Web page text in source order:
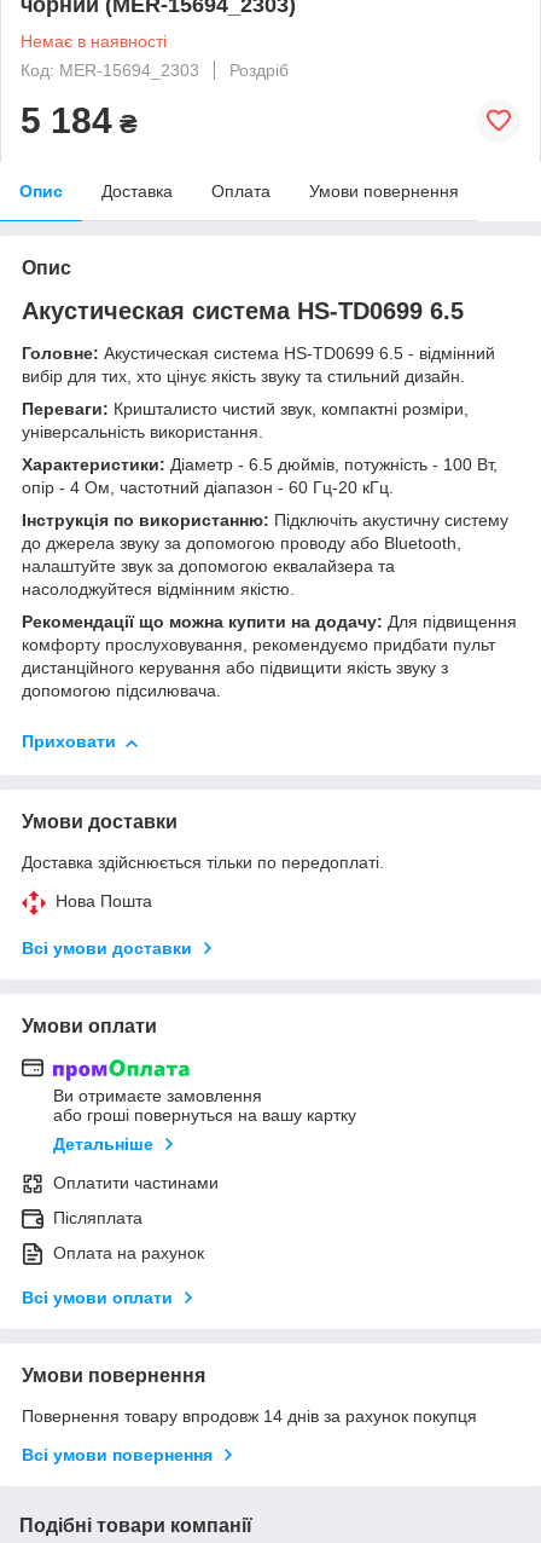
Немає в наявності
Код: MER-15694_2303
Роздріб
5 184 ₴
Опис Доставка Оплата Умови повернення
Опис
Акустическая система HS-TD0699 6.5
Головне: Акустическая система HS-TD0699 6.5 - відмінний
вибір для тих, хто цінує якість звуку та стильний дизайн.
Переваги: Кришталисто чистий звук, компактні розміри,
універсальність використання.
Характеристики: Діаметр - 6.5 дюймів, потужність - 100 Вт,
опір - 4 Ом, частотний діапазон - 60 Гц-20 кГц.
Інструкція по використанню: Підключіть акустичну систему
до джерела звуку за допомогою проводу або Bluetooth,
налаштуйте звук за допомогою еквалайзера та
насолоджуйтеся відмінним якістю.
Рекомендації що можна купити на додачу: Для підвищення
комфорту прослуховування, рекомендуємо придбати пульт
дистанційного керування або підвищити якість звуку з
допомогою підсилювача.
Приховати
Умови доставки
Доставка здійснюється тільки по передоплаті.
Нова Пошта
Всі умови доставки
Умови оплати
Ви отримаєте замовлення
або гроші повернуться на вашу картку
Детальніше
Оплатити частинами
Післяплата
Оплата на рахунок
Всі умови оплати
Умови повернення
Повернення товару впродовж 14 днів за рахунок покупця
Всі умови повернення
Подібні товари компанії